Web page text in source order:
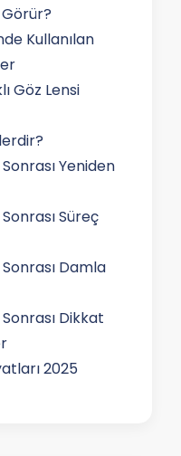
Görür?
Kullanılan
Göz Lensi
Yeniden
Süreç
Damla
Dikkat
2025